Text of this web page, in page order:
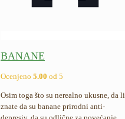
BANANE
Ocenjeno 5.00 od 5
Osim toga što su nerealno ukusne, da li
znate da su banane prirodni anti-